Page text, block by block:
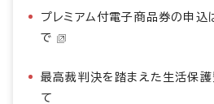
プレミアム付電子商品券の申込
で
最高裁判決を踏まえた生活保
て